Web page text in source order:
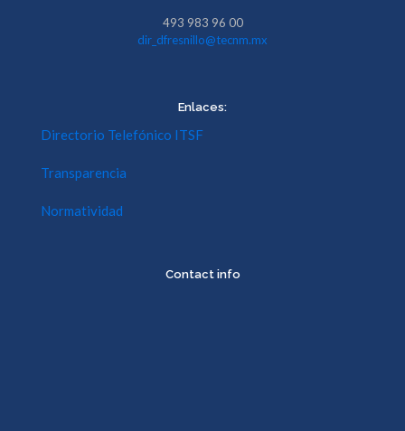
493 983 96 00
dir_dfresnillo@tecnm.mx
Enlaces:
Directorio Telefónico ITSF
Transparencia
Normatividad
Contact info